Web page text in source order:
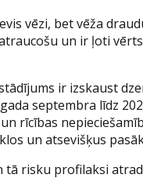
vēzi, bet vēža
un ir ļoti
ir izskaust
septembra līdz
rīcības
un atsevišķus
tā risku profilaksi